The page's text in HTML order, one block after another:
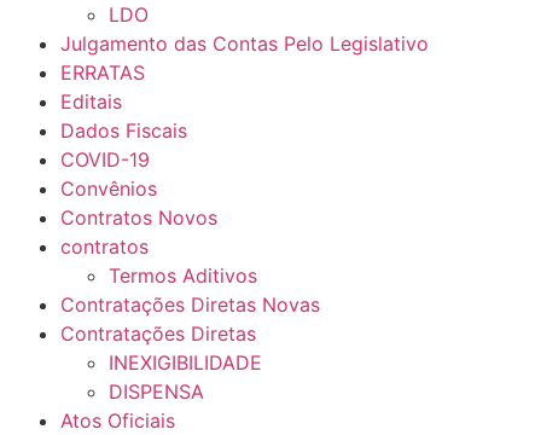
LDO
Julgamento das Contas Pelo Legislativo
ERRATAS
Editais
Dados Fiscais
COVID-19
Convênios
Contratos Novos
contratos
Termos Aditivos
Contratações Diretas Novas
Contratações Diretas
INEXIGIBILIDADE
DISPENSA
Atos Oficiais